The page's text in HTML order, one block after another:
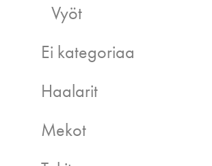
Vyöt
Ei kategoriaa
Haalarit
Mekot